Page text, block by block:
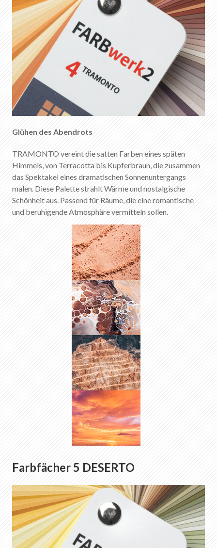
Glühen des Abendrots
TRAMONTO vereint die satten Farben eines späten
Himmels, von Terracotta bis Kupferbraun, die zusammen
das Spektakel eines dramatischen Sonnenuntergangs
malen. Diese Palette strahlt Wärme und nostalgische
Schönheit aus. Passend für Räume, die eine romantische
und beruhigende Atmosphäre vermitteln sollen.
Farbfächer 5 DESERTO